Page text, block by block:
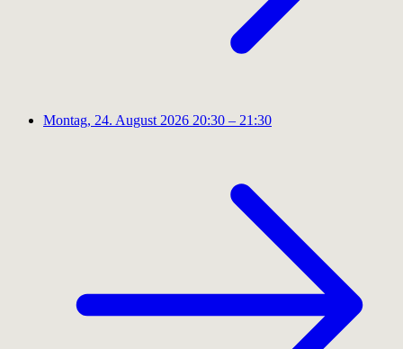
Montag, 24. August 2026 20:30 – 21:30